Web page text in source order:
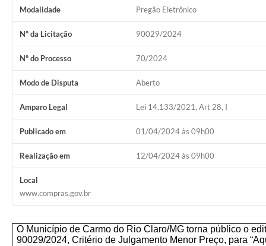
Modalidade Pregão Eletrônico
Nº da Licitação 90029/2024
Nº do Processo 70/2024
Modo de Disputa Aberto
Amparo Legal Lei 14.133/2021, Art 28, I
Publicado em 01/04/2024 às 09h00
Realização em 12/04/2024 às 09h00
Local
www.compras.gov.br
O Município de Carmo do Rio Claro/MG torna público o
90029/2024, Critério de Julgamento Menor Preço, para